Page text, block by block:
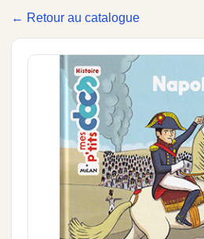
← Retour au catalogue